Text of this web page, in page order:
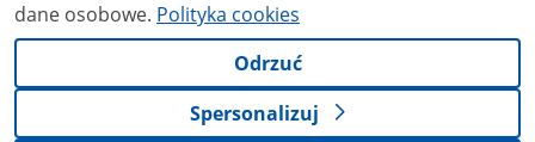
dane osobowe. Polityka cookies
Odrzuć
Spersonalizuj